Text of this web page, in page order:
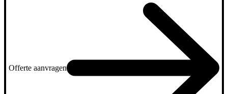
Offerte aanvragen